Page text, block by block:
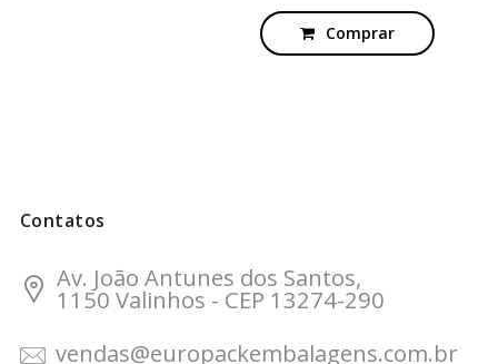
Comprar
Contatos
Av. João Antunes dos Santos,
1150 Valinhos - CEP 13274-290
vendas@europackembalagens.com.br